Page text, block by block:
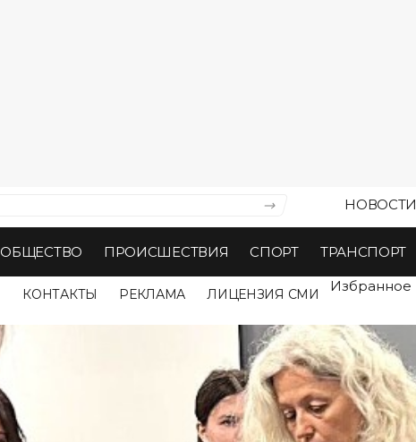
НОВОСТИ
ОБЩЕСТВО ПРОИСШЕСТВИЯ СПОРТ ТРАНСПОРТ
КОНТАКТЫ РЕКЛАМА ЛИЦЕНЗИЯ СМИ Избранное